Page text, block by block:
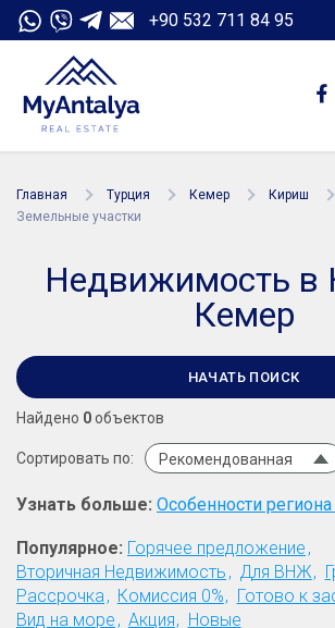
+90 532 711 84 95
Главная Турция Кемер
Кириш
Земельные участки
Недвижимость в
Кемер
НАЧАТЬ ПОИСК
Найдено 0объектов
Сортировать по: Рекомендованная
Узнать больше: Особенности
Популярное: Горячее предложение
Вторичная Недвижимость
Для ВНЖ
Рассрочка
Комиссия 0%
Готово к
Вид на море
Акция Новые